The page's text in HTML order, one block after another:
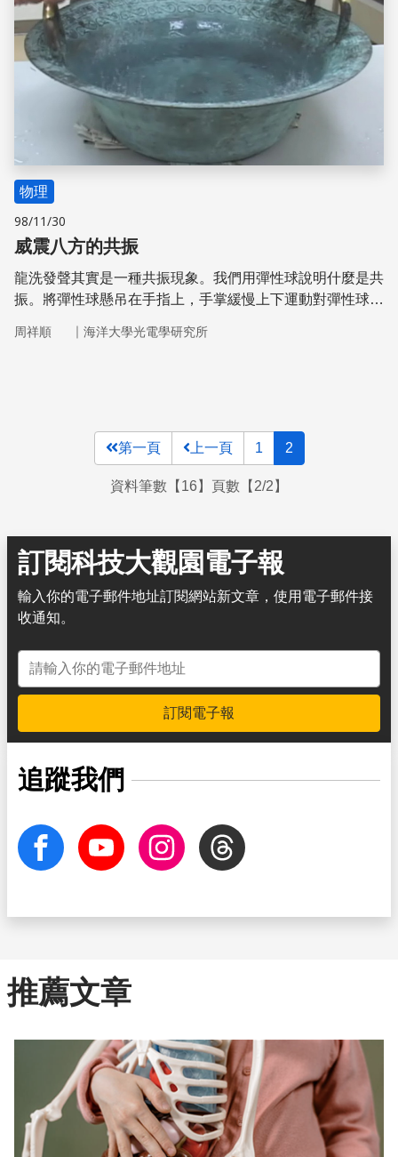
輪到伸縮
物理
98/11/30
威震八方的共振
龍洗發聲其實是一種共振現象。我們用彈性球說明什麼是共
振。將彈性球懸吊在手指上，手掌緩慢上下運動對彈性球施
然不動了，原來是達到彈性球的自然頻率，因此手掌的運動
周祥順 ｜ 海洋大學光電學研究所
第一頁 上一頁 1 2
資料筆數【16】頁數【2/2】
訂閱科技大觀園電子報
輸入你的電子郵件地址訂閱網站新文章，使用電子郵件接
收通知。
電子郵件地址
訂閱電子報
追蹤我們
facebook Youtube InstagramThreads
推薦文章